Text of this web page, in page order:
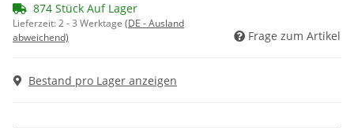
874 Stück Auf Lager
Lieferzeit:2 - 3 Werktage (DE - Ausland
abweichend)
Frage zum Artikel
Bestand pro Lager anzeigen